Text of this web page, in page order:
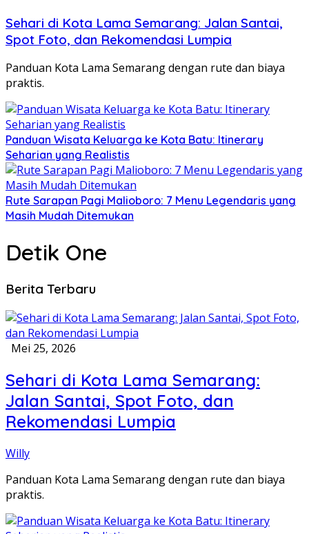
Sehari di Kota Lama Semarang: Jalan Santai,
Spot Foto, dan Rekomendasi Lumpia
Panduan Kota Lama Semarang dengan rute dan biaya
praktis.
Panduan Wisata Keluarga ke Kota Batu: Itinerary
Seharian yang Realistis
Rute Sarapan Pagi Malioboro: 7 Menu Legendaris yang
Masih Mudah Ditemukan
Detik One
Berita Terbaru
Mei 25, 2026
Sehari di Kota Lama Semarang:
Jalan Santai, Spot Foto, dan
Rekomendasi Lumpia
Willy
Panduan Kota Lama Semarang dengan rute dan biaya
praktis.